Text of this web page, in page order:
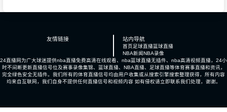
友情链接 站内导航
首页足球直播篮球直播
NBA新闻NBA录像
24直播网为广大球迷提供nba直播免费高清在线观看、nba篮球直播无插件、nba高清视频直播，24小
时不间断更新直播信号位及赛事录像集锦、篮球直播、NBA直播、足球直播等体育赛事直播和资讯，
完全绿色安全无插件。我们所有的体育直播信号均由用户收集或从搜索引擎搜索整理获得，所有内容
均来自互联网，我们自身不提供任何直播信号和视频内容 如有侵权请立即联系我们处理，谢谢。